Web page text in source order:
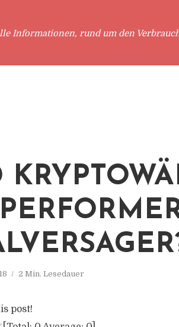
Informationen, rund um den
2 Min. Lesedauer
post!